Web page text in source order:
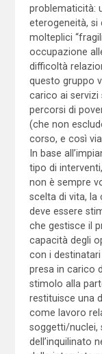
problematicità:
eterogeneità, si
molteplici
occupazione
difficoltà
questo gruppo
carico ai servizi
percorsi di
(che non
corso, e così via.
In base
tipo di
non è sempre
scelta di vita, la
deve essere
che gestisce il
capacità degli
con i destinatari
presa in carico
stimolo alla
restituisce una
come lavoro
soggetti/nuclei,
dell’inquilinato